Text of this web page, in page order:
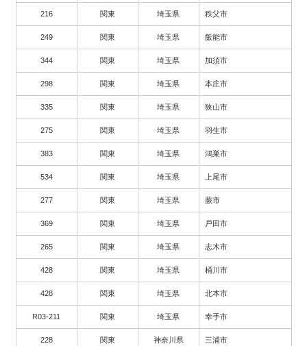
216 関東 埼玉県 秩父市
249 関東 埼玉県 飯能市
344 関東 埼玉県 加須市
298 関東 埼玉県 本庄市
335 関東 埼玉県 狭山市
275 関東 埼玉県 羽生市
383 関東 埼玉県 鴻巣市
534 関東 埼玉県 上尾市
277 関東 埼玉県 蕨市
369 関東 埼玉県 戸田市
265 関東 埼玉県 志木市
428 関東 埼玉県 桶川市
428 関東 埼玉県 北本市
R03-211 関東 埼玉県 幸手市
228 関東 神奈川県 三浦市